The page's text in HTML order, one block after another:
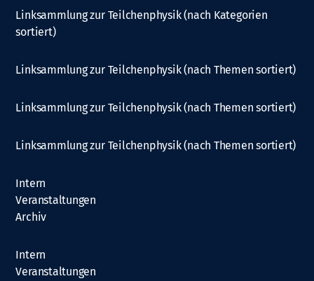
Linksammlung zur Teilchenphysik (nach Kategorien
sortiert)
Linksammlung zur Teilchenphysik (nach Themen sortiert)
Linksammlung zur Teilchenphysik (nach Themen sortiert)
Linksammlung zur Teilchenphysik (nach Themen sortiert)
Intern
Veranstaltungen
Archiv
Intern
Veranstaltungen